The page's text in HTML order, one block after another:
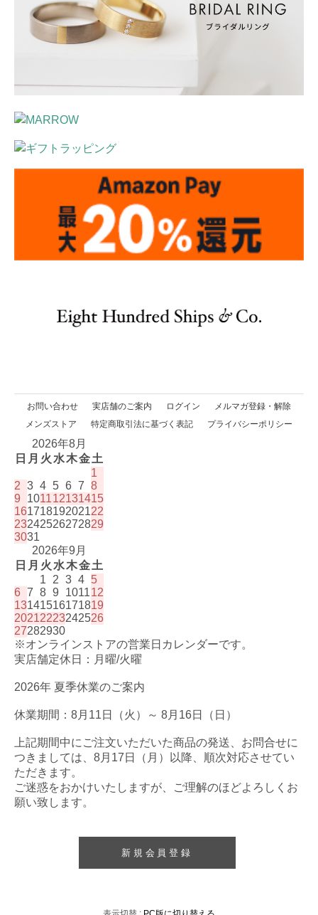
お問い合わせ 実店舗のご案内 ログイン
メルマガ登録・解除
メンズストア
特定商取引法に基づく表記 プライバシーポリシー
2026年8月
日 月 火 水木金土
1
2 3 4 5 6 7 8
9
101112131415
16171819202122
23242526272829
3031
2026年9月
日 月 火 水木金土
1
2 3 4 5
6 7 8 9 101112
13141516171819
20212223242526
27282930
※オンラインストアの営業日カレンダーです。
実店舗定休日：月曜/火曜
2026年 夏季休業のご案内
休業期間：8月11日（火）～ 8月16日（日）
上記期間中にご注文いただいた商品の発送、お問合せに
つきましては、8月17日（月）以降、順次対応させてい
ただきます。
ご迷惑をおかけいたしますが、ご理解のほどよろしくお
願い致します。
新規会員登録